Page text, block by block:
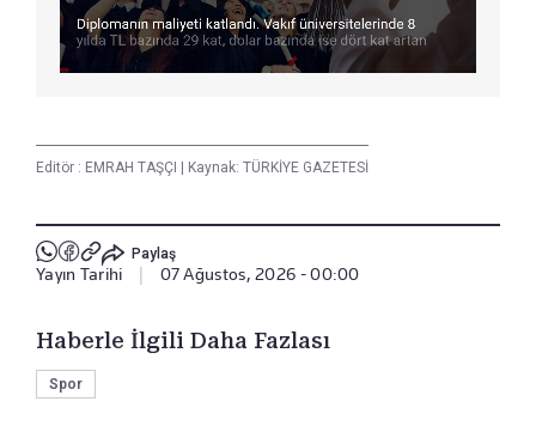
Editör : EMRAH TAŞÇI Kaynak: TÜRKİYE GAZETESİ
Paylaş
Yayın Tarihi 07 Ağustos, 2026 - 00:00
Haberle İlgili Daha Fazlası
Spor